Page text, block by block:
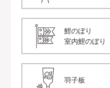
鯉のぼり
室内鯉のぼり
羽子板